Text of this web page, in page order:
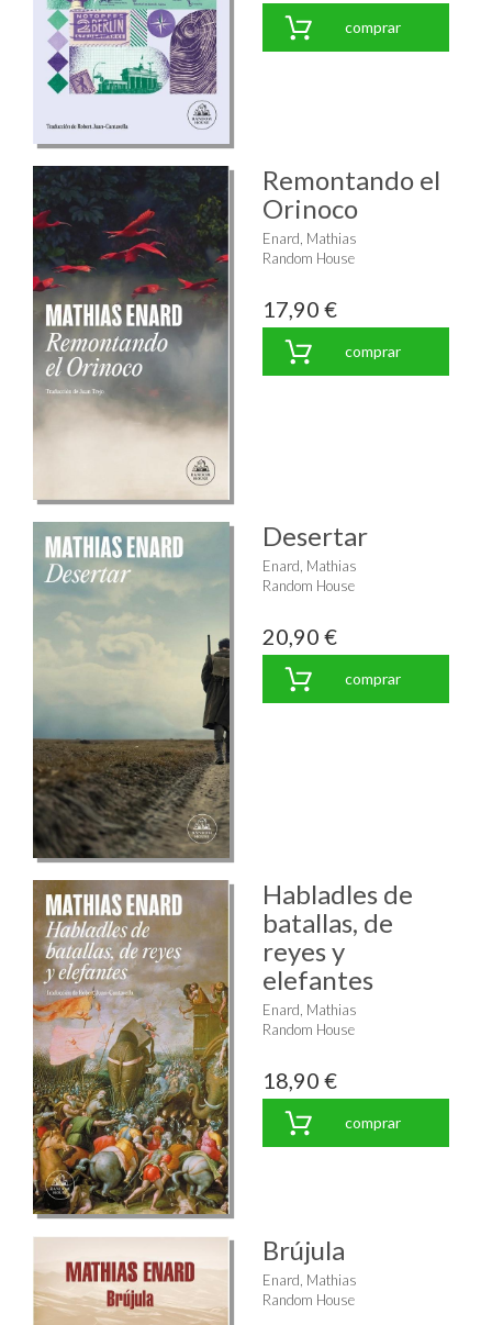
comprar
Remontando el
Orinoco
Enard, Mathias
Random House
17,90 €
comprar
Desertar
Enard, Mathias
Random House
20,90 €
comprar
Habladles de
batallas, de
reyes y
elefantes
Enard, Mathias
Random House
18,90 €
comprar
Brújula
Enard, Mathias
Random House